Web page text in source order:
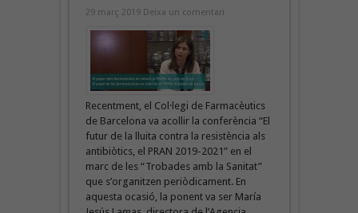
29 març 2019 Deixa un comentari
Recentment, el Col·legi de Farmacèutics
de Barcelona va acollir la conferència “El
futur de la lluita contra la resistència als
antibiòtics, el PRAN 2019-2021” en el
marc de les “Trobades amb la Sanitat”
que s’organitzen periòdicament. En
aquesta ocasió, la ponent va ser María